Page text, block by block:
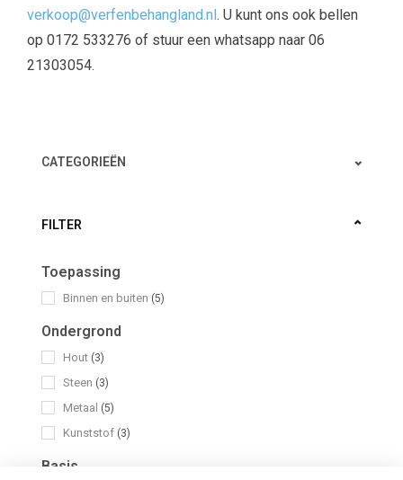
verkoop@verfenbehangland.nl . U kunt ons ook bellen
op 0172 533276 of stuur een whatsapp naar 06
21303054.
CATEGORIEËN
FILTER
Toepassing
Binnen en buiten (5)
Ondergrond
Hout (3)
Steen (3)
Metaal (5)
Kunststof (3)
Basis